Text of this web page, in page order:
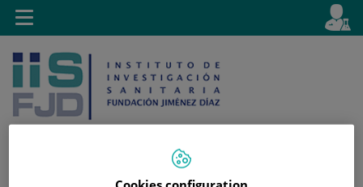
Jump to content
Active
en
Toggle
navigation